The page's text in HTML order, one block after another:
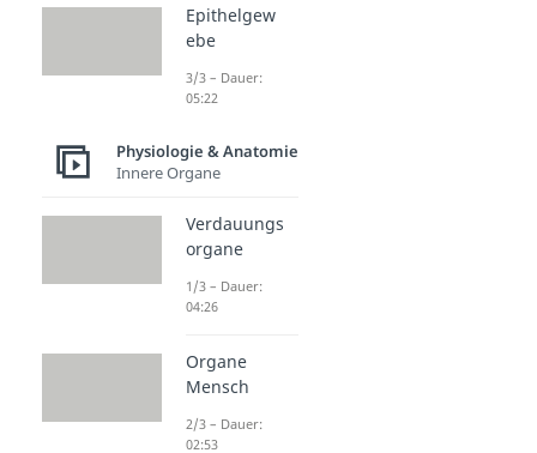
Epithelgew
ebe
3/3 – Dauer:
05:22
Physiologie & Anatomie
Innere Organe
Verdauungs
organe
1/3 – Dauer:
04:26
Organe
Mensch
2/3 – Dauer:
02:53